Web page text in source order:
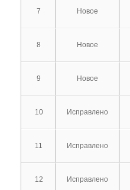
7 Новое
8 Новое
9 Новое
10 Исправлено
11 Исправлено
12 Исправлено